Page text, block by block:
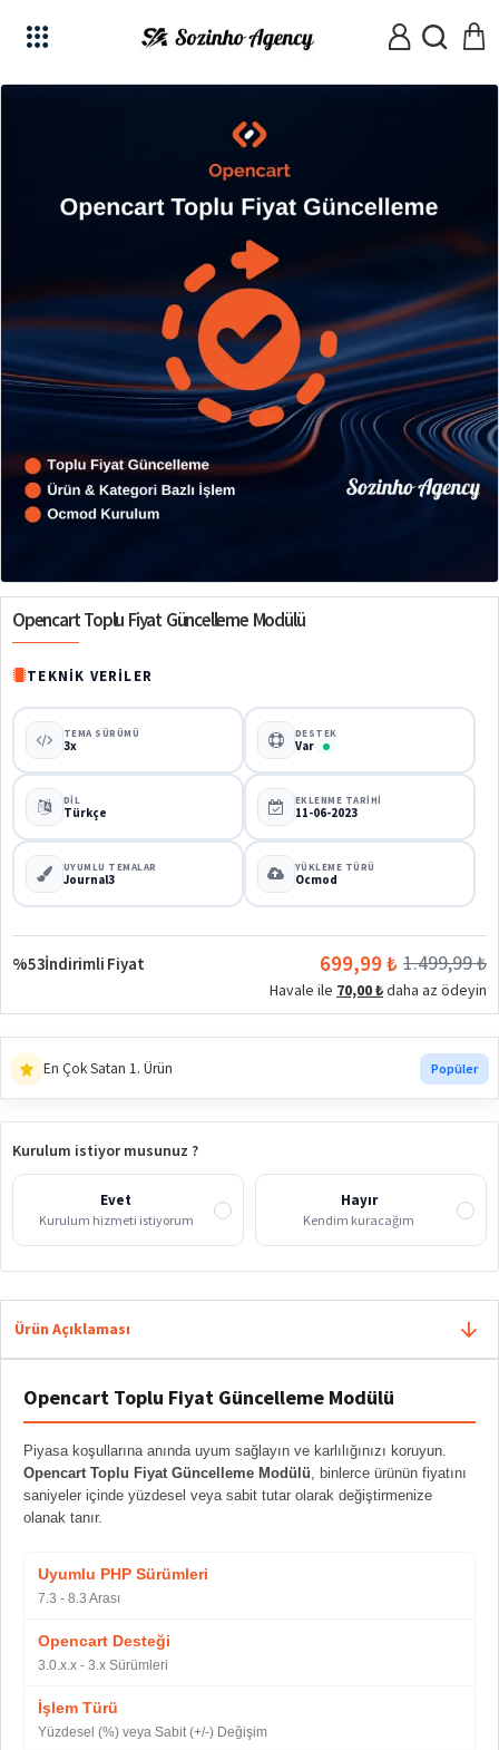
%53
Opencart Toplu Fiyat Güncelleme Modülü
TEKNIK VERILER
TEMA SÜRÜMÜ
3x
DESTEK
Var
DIL
Türkçe
EKLENME TARIHI
11-06-2023
UYUMLU TEMALAR
Journal3
YÜKLEME TÜRÜ
Ocmod
İndirimli Fiyat
%53 699,99 ₺ 1.499,99 ₺
Havale ile 70,00 ₺daha az ödeyin
En Çok Satan 1. Ürün Popüler
Kurulum istiyor musunuz ?
Evet
Kurulum hizmeti istiyorum
Hayır
Kendim kuracağım
Ürün Açıklaması
Opencart Toplu Fiyat Güncelleme Modülü
Piyasa koşullarına anında uyum sağlayın ve karlılığınızı koruyun.
Opencart Toplu Fiyat Güncelleme Modülü, binlerce ürünün fiyatını
saniyeler içinde yüzdesel veya sabit tutar olarak değiştirmenize
olanak tanır.
Uyumlu PHP Sürümleri
7.3 - 8.3 Arası
Opencart Desteği
3.0.x.x - 3.x Sürümleri
İşlem Türü
Yüzdesel (%) veya Sabit (+/-) Değişim